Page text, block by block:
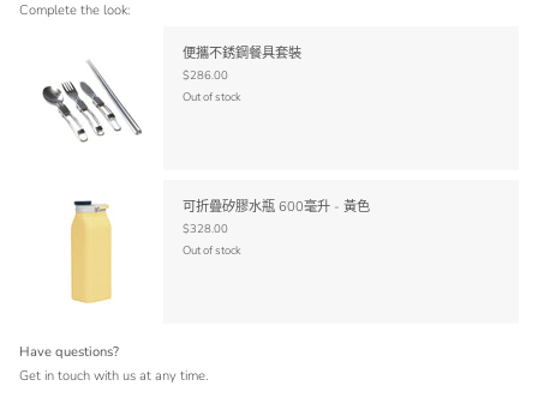
Complete the look:
便攜不銹鋼餐具套裝
$286.00
Out of stock
可折疊矽膠水瓶 600毫升 - 黃色
$328.00
Out of stock
Have questions?
Get in touch with us at any time.